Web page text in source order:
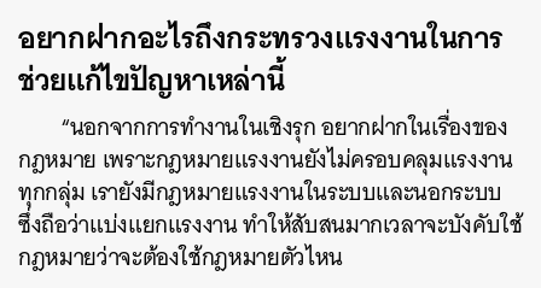
อยากฝากอะไรถึงกระทรวงแรงงานในการ
ช่วยแก้ไขปัญหาเหล่านี้
“นอกจากการทำงานในเชิงรุก อยากฝากในเรื่องของ
กฎหมาย เพราะกฎหมายแรงงานยังไม่ครอบคลุมแรงงาน
ทุกกลุ่ม เรายังมีกฎหมายแรงงานในระบบและนอกระบบ
ซึ่งถือว่าแบ่งแยกแรงงาน ทำให้สับสนมากเวลาจะบังคับใช้
กฎหมายว่าจะต้องใช้กฎหมายตัวไหน